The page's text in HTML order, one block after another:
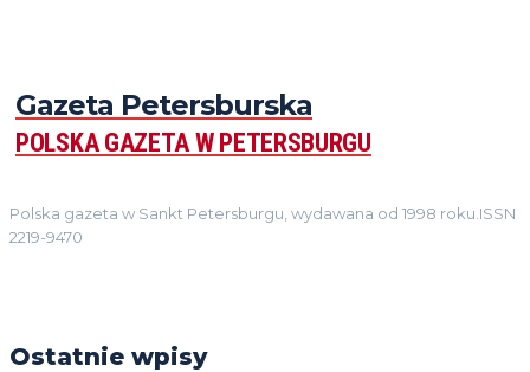
Gazeta Petersburska
POLSKA GAZETA W PETERSBURGU
Polska gazeta w Sankt Petersburgu, wydawana od 1998 roku.ISSN
2219-9470
Ostatnie wpisy